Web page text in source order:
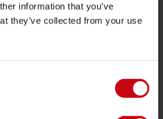
information that you’ve
they’ve collected from your use